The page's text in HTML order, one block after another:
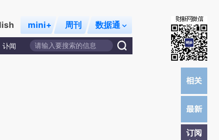
mini+ 周刊 数据通
讣闻
订阅